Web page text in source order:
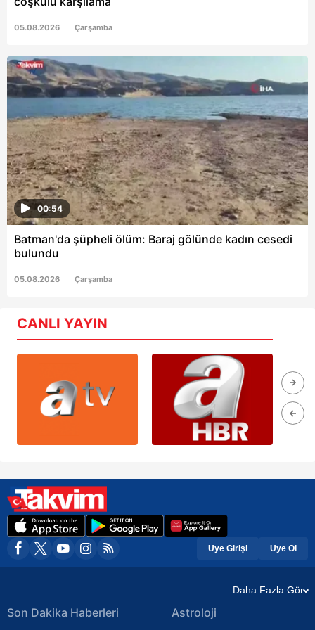
05.08.2026 Çarşamba
00:54
Batman'da şüpheli ölüm: Baraj gölünde kadın cesedi
bulundu
05.08.2026 Çarşamba
CANLI YAYIN
Üye Girişi Üye Ol
Daha Fazla Gör
Son Dakika Haberleri Astroloji